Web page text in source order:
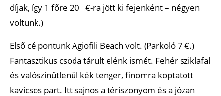
díjak, így 1 főre 20 €-ra jött ki fejenként – négyen
voltunk.)
Első célpontunk Agiofili Beach volt. (Parkoló 7 €.)
Fantasztikus csoda tárult elénk ismét. Fehér sziklafal
és valószínűtlenül kék tenger, finomra koptatott
kavicsos part. Itt sajnos a tériszonyom és a józan